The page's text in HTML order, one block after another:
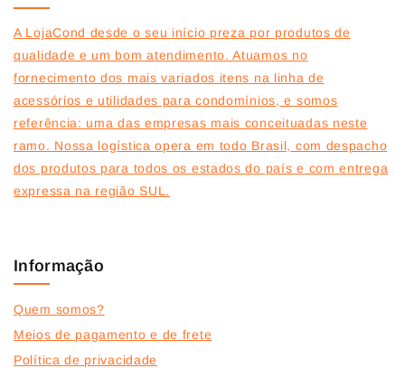
A LojaCond desde o seu início preza por produtos de
qualidade e um bom atendimento. Atuamos no
fornecimento dos mais variados itens na linha de
acessórios e utilidades para condomínios, e somos
referência: uma das empresas mais conceituadas neste
ramo. Nossa logística opera em todo Brasil, com despacho
dos produtos para todos os estados do país e com entrega
expressa na região SUL.
Informação
Quem somos?
Meios de pagamento e de frete
Política de privacidade